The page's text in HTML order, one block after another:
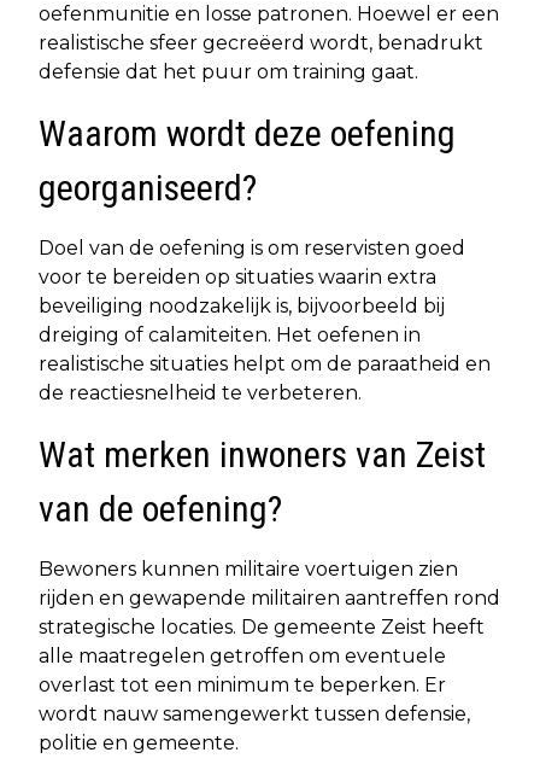
oefenmunitie en losse patronen. Hoewel er een
realistische sfeer gecreëerd wordt, benadrukt
defensie dat het puur om training gaat.
Waarom wordt deze oefening
georganiseerd?
Doel van de oefening is om reservisten goed
voor te bereiden op situaties waarin extra
beveiliging noodzakelijk is, bijvoorbeeld bij
dreiging of calamiteiten. Het oefenen in
realistische situaties helpt om de paraatheid en
de reactiesnelheid te verbeteren.
Wat merken inwoners van Zeist
van de oefening?
Bewoners kunnen militaire voertuigen zien
rijden en gewapende militairen aantreffen rond
strategische locaties. De gemeente Zeist heeft
alle maatregelen getroffen om eventuele
overlast tot een minimum te beperken. Er
wordt nauw samengewerkt tussen defensie,
politie en gemeente.